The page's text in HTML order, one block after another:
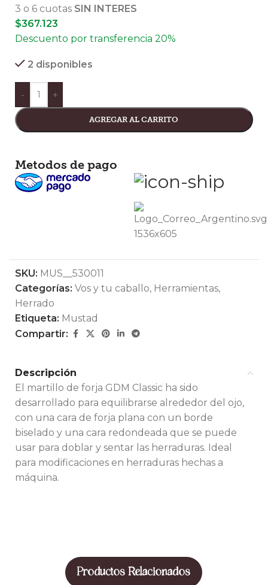
3 o 6 cuotas SIN INTERES
$367.123
Descuento por transferencia 20%
2 disponibles
- +
AGREGAR AL CARRITO
Metodos de pago
SKU: MUS__530011
Categorías: Vos y tu caballo, Herramientas,
Herrado
Etiqueta: Mustad
Compartir:
Descripción
El martillo de forja GDM Classic ha sido
desarrollado para equilibrarse alrededor del ojo,
con una cara de forja plana con un borde
biselado y una cara redondeada que se puede
usar para doblar y sentar las herraduras. Ideal
para modificaciones en herraduras hechas a
máquina.
Productos Relacionados